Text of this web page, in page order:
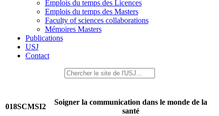
Emplois du temps des Licences
Emplois du temps des Masters
Faculty of sciences collaborations
Mémoires Masters
Publications
USJ
Contact
018SCMSI2
Soigner la communication dans le monde de la
santé